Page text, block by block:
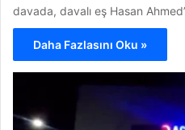
davada, davalı eş Hasan
Daha Fazlasını Oku »